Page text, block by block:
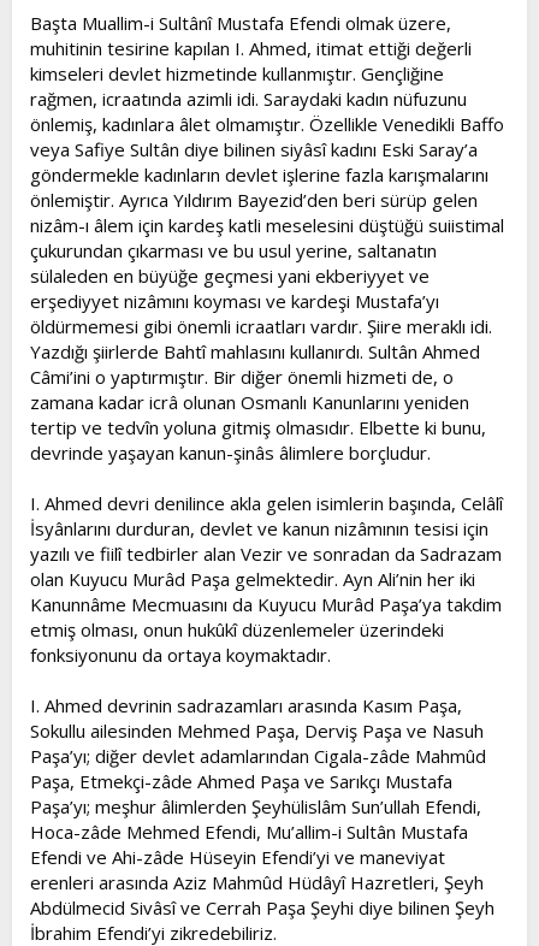
Başta Muallim-i Sultânî Mustafa Efendi olmak üzere,
muhitinin tesirine kapılan I. Ahmed, itimat ettiği değerli
kimseleri devlet hizmetinde kullanmıştır. Gençliğine
rağmen, icraatında azimli idi. Saraydaki kadın nüfuzunu
önlemiş, kadınlara âlet olmamıştır. Özellikle Venedikli Baffo
veya Safiye Sultân diye bilinen siyâsî kadını Eski Saray’a
göndermekle kadınların devlet işlerine fazla karışmalarını
önlemiştir. Ayrıca Yıldırım Bayezid’den beri sürüp gelen
nizâm-ı âlem için kardeş katli meselesini düştüğü suiistimal
çukurundan çıkarması ve bu usul yerine, saltanatın
sülaleden en büyüğe geçmesi yani ekberiyyet ve
erşediyyet nizâmını koyması ve kardeşi Mustafa’yı
öldürmemesi gibi önemli icraatları vardır. Şiire meraklı idi.
Yazdığı şiirlerde Bahtî mahlasını kullanırdı. Sultân Ahmed
Câmi’ini o yaptırmıştır. Bir diğer önemli hizmeti de, o
zamana kadar icrâ olunan Osmanlı Kanunlarını yeniden
tertip ve tedvîn yoluna gitmiş olmasıdır. Elbette ki bunu,
devrinde yaşayan kanun-şinâs âlimlere borçludur.
I. Ahmed devri denilince akla gelen isimlerin başında, Celâlî
İsyânlarını durduran, devlet ve kanun nizâmının tesisi için
yazılı ve fiilî tedbirler alan Vezir ve sonradan da Sadrazam
olan Kuyucu Murâd Paşa gelmektedir. Ayn Ali’nin her iki
Kanunnâme Mecmuasını da Kuyucu Murâd Paşa’ya takdim
etmiş olması, onun hukûkî düzenlemeler üzerindeki
fonksiyonunu da ortaya koymaktadır.
I. Ahmed devrinin sadrazamları arasında Kasım Paşa,
Sokullu ailesinden Mehmed Paşa, Derviş Paşa ve Nasuh
Paşa’yı; diğer devlet adamlarından Cigala-zâde Mahmûd
Paşa, Etmekçi-zâde Ahmed Paşa ve Sarıkçı Mustafa
Paşa’yı; meşhur âlimlerden Şeyhülislâm Sun’ullah Efendi,
Hoca-zâde Mehmed Efendi, Mu’allim-i Sultân Mustafa
Efendi ve Ahi-zâde Hüseyin Efendi’yi ve maneviyat
erenleri arasında Aziz Mahmûd Hüdâyî Hazretleri, Şeyh
Abdülmecid Sivâsî ve Cerrah Paşa Şeyhi diye bilinen Şeyh
İbrahim Efendi’yi zikredebiliriz.